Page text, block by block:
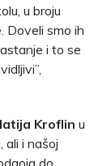
u broju
Doveli smo ih
i to se
Kroflin u
ali i našoj
do